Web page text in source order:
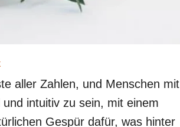
aller Zahlen, und Menschen mit
intuitiv zu sein, mit einem
Gespür dafür, was hinter